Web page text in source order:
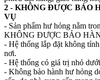
2 - KHÔNG ĐƯỢC BẢO
VỤ
- Sản phẩm hư hỏng nằm
KHÔNG ĐƯỢC BẢO
- Hệ thống lắp đặt không
nơi.
- Hệ thống có giá trị nhỏ
- Không bảo hành hư hỏng